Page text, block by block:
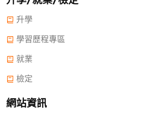
升學
學習歷程專區
就業
檢定
網站資訊